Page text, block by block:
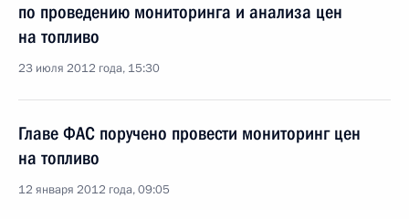
по проведению мониторинга и анализа цен
на топливо
23 июля 2012 года, 15:30
Главе ФАС поручено провести мониторинг цен
на топливо
12 января 2012 года, 09:05